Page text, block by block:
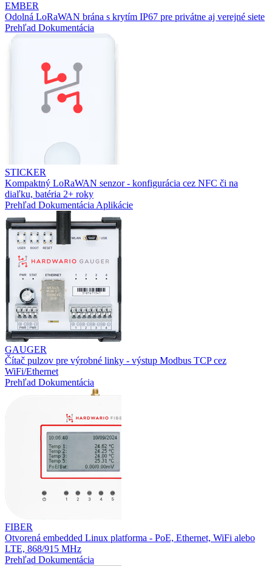
EMBER
Odolná LoRaWAN brána s krytím IP67 pre privátne aj verejné siete
Prehľad Dokumentácia
STICKER
Kompaktný LoRaWAN senzor - konfigurácia cez NFC či na
diaľku, batéria 2+ roky
Prehľad Dokumentácia Aplikácie
GAUGER
Čítač pulzov pre výrobné linky - výstup Modbus TCP cez
WiFi/Ethernet
Prehľad Dokumentácia
FIBER
Otvorená embedded Linux platforma - PoE, Ethernet, WiFi alebo
LTE, 868/915 MHz
Prehľad Dokumentácia